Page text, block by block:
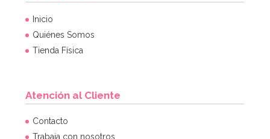
Inicio
Quiénes Somos
Tienda Física
Atención al Cliente
Contacto
Trabaja con nosotros